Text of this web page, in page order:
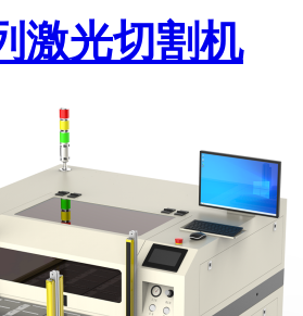
激光切割机